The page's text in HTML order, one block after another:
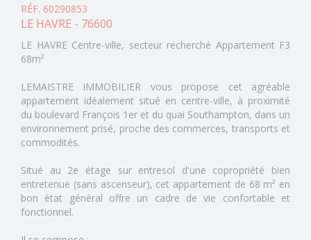
RÉF. 60290853
LE HAVRE - 76600
LE HAVRE Centre-ville, secteur recherché Appartement F3
68m²
LEMAISTRE IMMOBILIER vous propose cet agréable
appartement idéalement situé en centre-ville, à proximité
du boulevard François 1er et du quai Southampton, dans un
environnement prisé, proche des commerces, transports et
commodités.
Situé au 2e étage sur entresol d'une copropriété bien
entretenue (sans ascenseur), cet appartement de 68 m² en
bon état général offre un cadre de vie confortable et
fonctionnel.